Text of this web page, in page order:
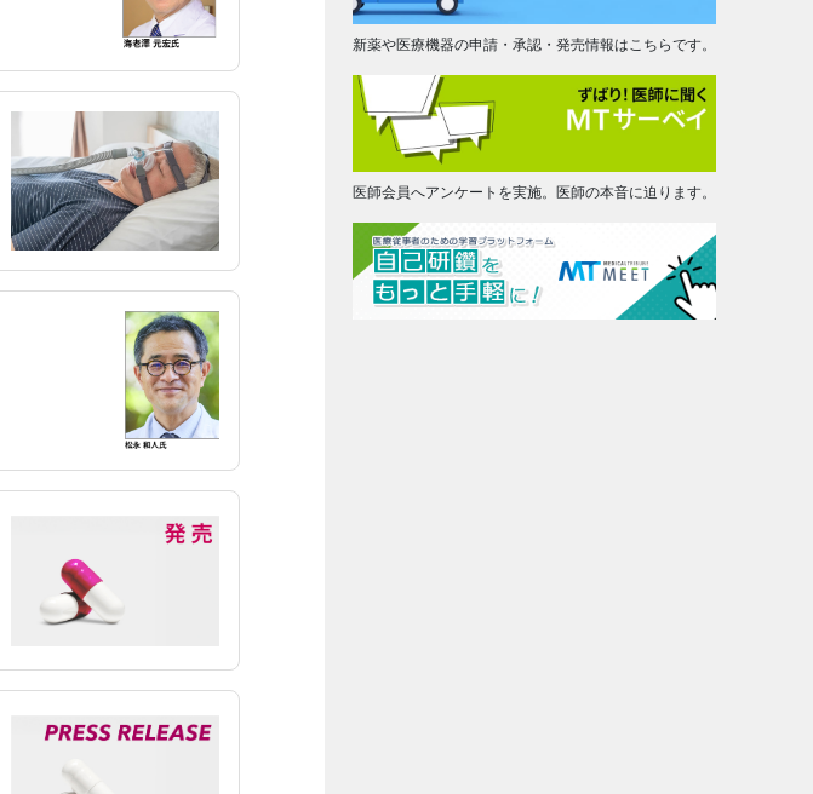
新薬や医療機器の申請・承認・発売情報はこちらです。
医師会員へアンケートを実施。医師の本音に迫ります。